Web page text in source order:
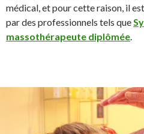
médical, et pour cette raison, il
par des professionnels tels que
massothérapeute diplômée.